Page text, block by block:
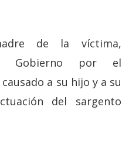
de la víctima,
Gobierno por el
a su hijo y a su
del sargento